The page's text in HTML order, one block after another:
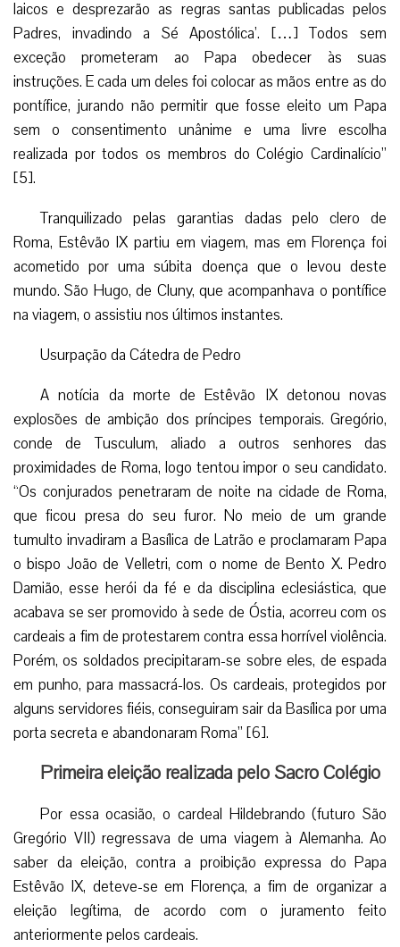
laicos e desprezarão as regras santas publicadas pelos
Padres, invadindo a Sé Apostólica’. […] Todos sem
exceção prometeram ao Papa obedecer às suas
instruções. E cada um deles foi colocar as mãos entre as do
pontífice, jurando não permitir que fosse eleito um Papa
sem o consentimento unânime e uma livre escolha
realizada por todos os membros do Colégio Cardinalício”
[5].
Tranquilizado pelas garantias dadas pelo clero de
Roma, Estêvão IX partiu em viagem, mas em Florença foi
acometido por uma súbita doença que o levou deste
mundo. São Hugo, de Cluny, que acompanhava o pontífice
na viagem, o assistiu nos últimos instantes.
Usurpação da Cátedra de Pedro
A notícia da morte de Estêvão IX detonou novas
explosões de ambição dos príncipes temporais. Gregório,
conde de Tusculum, aliado a outros senhores das
proximidades de Roma, logo tentou impor o seu candidato.
“Os conjurados penetraram de noite na cidade de Roma,
que ficou presa do seu furor. No meio de um grande
tumulto invadiram a Basílica de Latrão e proclamaram Papa
o bispo João de Velletri, com o nome de Bento X. Pedro
Damião, esse herói da fé e da disciplina eclesiástica, que
acabava se ser promovido à sede de Óstia, acorreu com os
cardeais a fim de protestarem contra essa horrível violência.
Porém, os soldados precipitaram-se sobre eles, de espada
em punho, para massacrá-los. Os cardeais, protegidos por
alguns servidores fiéis, conseguiram sair da Basílica por uma
porta secreta e abandonaram Roma” [6].
Primeira eleição realizada pelo Sacro Colégio
Por essa ocasião, o cardeal Hildebrando (futuro São
Gregório VII) regressava de uma viagem à Alemanha. Ao
saber da eleição, contra a proibição expressa do Papa
Estêvão IX, deteve-se em Florença, a fim de organizar a
eleição legítima, de acordo com o juramento feito
anteriormente pelos cardeais.